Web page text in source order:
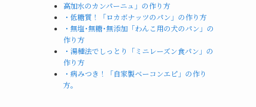
高加水のカンパーニュ」の作り方
・低糖質！「ロカボナッツのパン」の作り方
・無塩･無糖･無添加「わんこ用の犬のパン」の
作り方
・湯種法でしっとり「ミニレーズン食パン」の
作り方
・病みつき！「自家製ベーコンエピ」の作り
方。